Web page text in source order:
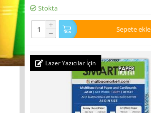
Stokta
+
− Sepete ekle
Lazer Yazıcılar İçin